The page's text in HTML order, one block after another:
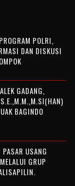
POLRI,
DAN DISKUSI
GADANG,
BAGINDO
USANG
GRUP